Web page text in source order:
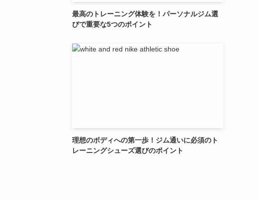
最高のトレーニング体験を！パーソナルジム選
びで重要な5つのポイント
理想のボディへの第一歩！ジム通いに必須のト
レーニングシューズ選びのポイント